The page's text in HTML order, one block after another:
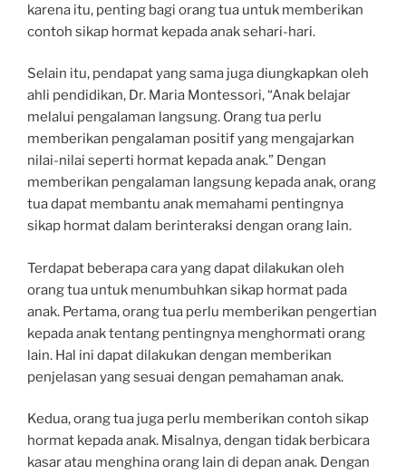
karena itu, penting bagi orang tua untuk memberikan
contoh sikap hormat kepada anak sehari-hari.
Selain itu, pendapat yang sama juga diungkapkan oleh
ahli pendidikan, Dr. Maria Montessori, “Anak belajar
melalui pengalaman langsung. Orang tua perlu
memberikan pengalaman positif yang mengajarkan
nilai-nilai seperti hormat kepada anak.” Dengan
memberikan pengalaman langsung kepada anak, orang
tua dapat membantu anak memahami pentingnya
sikap hormat dalam berinteraksi dengan orang lain.
Terdapat beberapa cara yang dapat dilakukan oleh
orang tua untuk menumbuhkan sikap hormat pada
anak. Pertama, orang tua perlu memberikan pengertian
kepada anak tentang pentingnya menghormati orang
lain. Hal ini dapat dilakukan dengan memberikan
penjelasan yang sesuai dengan pemahaman anak.
Kedua, orang tua juga perlu memberikan contoh sikap
hormat kepada anak. Misalnya, dengan tidak berbicara
kasar atau menghina orang lain di depan anak. Dengan